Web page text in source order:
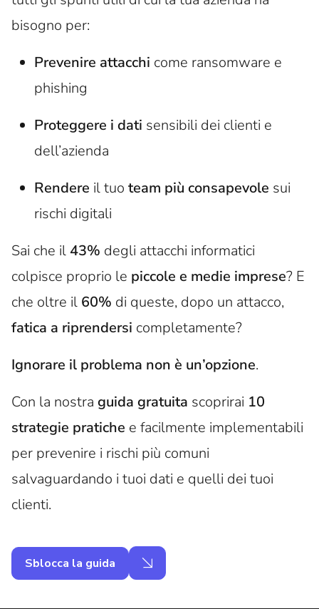
bisogno per:
Prevenire attacchi come ransomware e
phishing
Proteggere i dati sensibili dei clienti e
dell’azienda
Rendere il tuo team più consapevole sui
rischi digitali
Sai che il 43% degli attacchi informatici
colpisce proprio le piccole e medie imprese? E
che oltre il 60% di queste, dopo un attacco,
fatica a riprendersi completamente?
Ignorare il problema non è un’opzione.
Con la nostra guida gratuita scoprirai 10
strategie pratiche e facilmente implementabili
per prevenire i rischi più comuni
salvaguardando i tuoi dati e quelli dei tuoi
clienti.
Sblocca la guida